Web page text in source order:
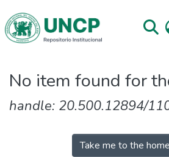
Repositorio
Estadisticas
No item found for
handle: 20.500.12894/
Take me to the